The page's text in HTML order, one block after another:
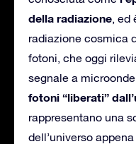
della radiazione, ed
radiazione cosmica
fotoni, che oggi
segnale a
fotoni “liberati”
rappresentano una
dell’universo